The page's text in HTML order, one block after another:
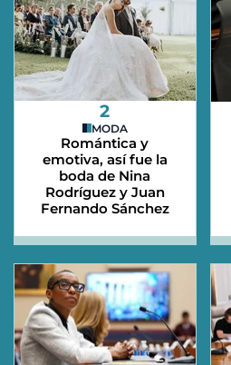
2
MODA
Romántica y
emotiva, así fue la
boda de Nina
Rodríguez y Juan
Fernando Sánchez